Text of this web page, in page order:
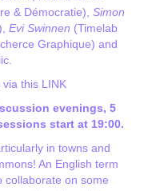
& Démocratie), Simon
Evi Swinnen (Timelab
Graphique) and
this LINK
evenings, 5
start at 19:00.
in towns and
An English term
collaborate on some